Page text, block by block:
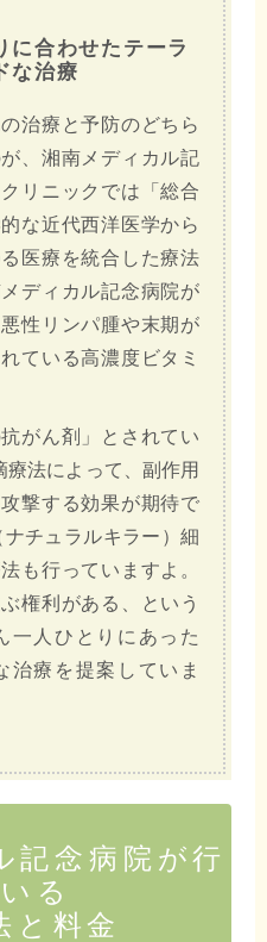
に合わせたテーラ
な治療
治療と予防のどちら
、湘南メディカル記
リニックでは「総合
な近代西洋医学から
医療を統合した療法
ディカル記念病院が
性リンパ腫や末期が
ている高濃度ビタミ
がん剤」とされてい
法によって、副作用
撃する効果が期待で
チュラルキラー）細
も行っていますよ。
権利がある、という
一人ひとりにあった
治療を提案していま
記念病院が行
る
と料金